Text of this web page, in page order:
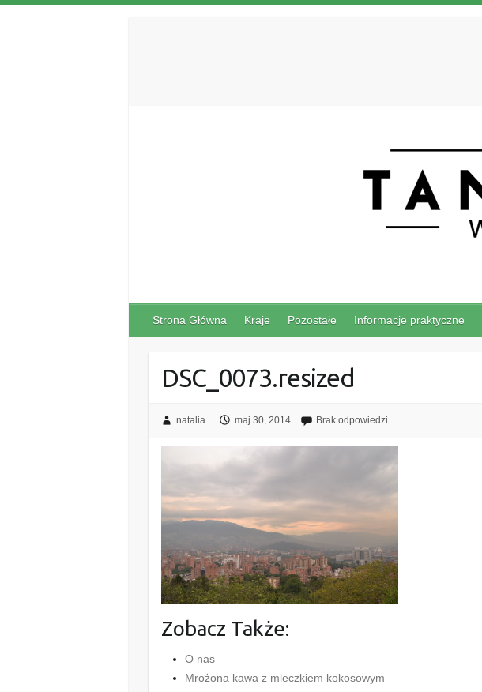
Strona Główna Kraje Pozostałe Informacje praktyczne
DSC_0073.resized
natalia maj 30, 2014 Brak odpowiedzi
Zobacz Także:
O nas
Mrożona kawa z mleczkiem kokosowym